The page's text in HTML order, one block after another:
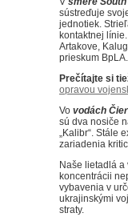
sústreďuje
jednotiek.
kontaktnej línie.
Artakove,
prieskum BpLA.
Prečítajte si
opravou
Vo vodách
sú dva nosiče
„Kalibr“. Stále
zariadenia
Naše lietadlá
koncentrácii
vybavenia v
ukrajinskými
straty.